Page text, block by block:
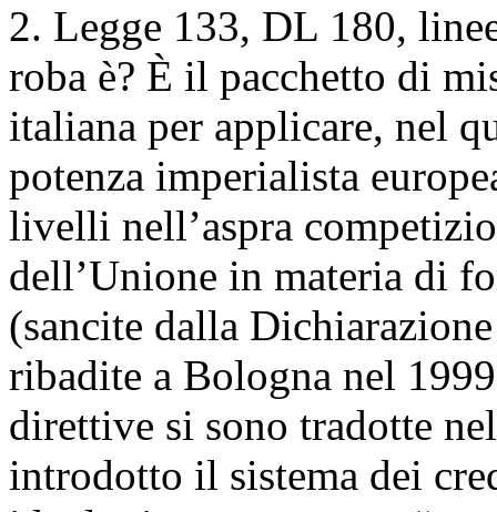
2. Legge 133, DL 180,
roba è? È il pacchetto di
italiana per applicare, nel
potenza imperialista
livelli nell’aspra
dell’Unione in materia di
(sancite dalla
ribadite a Bologna nel
direttive si sono tradotte
introdotto il sistema dei